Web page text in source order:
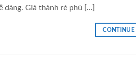
dàng. Giá thành rẻ phù […]